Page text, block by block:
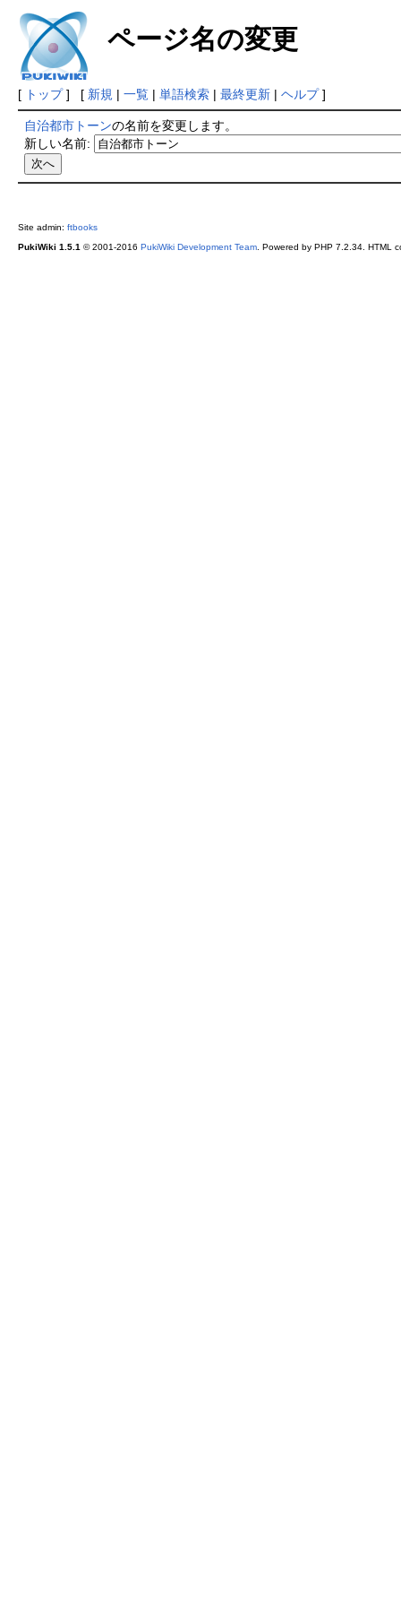
ページ名の変更
[ トップ] [ 新規 | 一覧| 単語検索| 最終更新| ヘルプ]
自治都市トーンの名前を変更します。
新しい名前:
Site admin: ftbooks
PukiWiki 1.5.1 © 2001-2016 PukiWiki Development Team. Powered by PHP 7.2.34. HTML